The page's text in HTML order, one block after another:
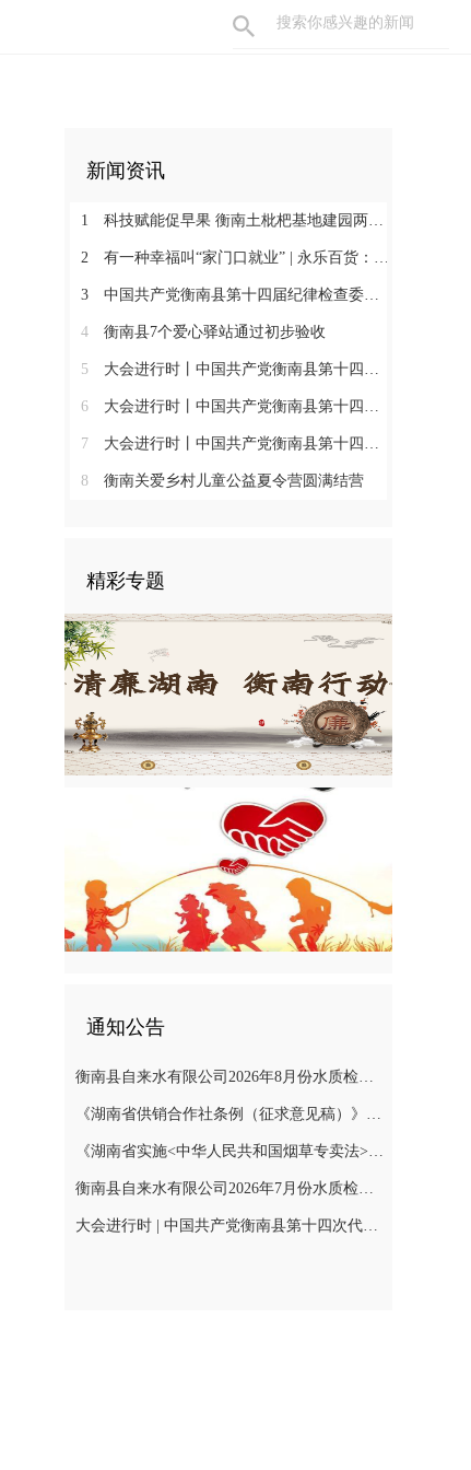
新闻资讯
1 科技赋能促早果 衡南土枇杷基地建园两年见果助振兴
2 有一种幸福叫“家门口就业” | 永乐百货：守护百姓三餐四季 搭建就业暖心平台
3 中国共产党衡南县第十四届纪律检查委员会第一次全体会议召开 肖高德当选县纪委书记
4 衡南县7个爱心驿站通过初步验收
5 大会进行时丨中国共产党衡南县第十四次代表大会第三次大会召开
6 大会进行时丨中国共产党衡南县第十四次代表大会主席团举行第六次会议
7 大会进行时丨中国共产党衡南县第十四次代表大会主席团举行第五次会议
8 衡南关爱乡村儿童公益夏令营圆满结营
精彩专题
通知公告
衡南县自来水有限公司2026年8月份水质检测报告
《湖南省供销合作社条例（征求意见稿）》公开征集意见
《湖南省实施<中华人民共和国烟草专卖法>若干规定（征求意见稿）》公开征集意见
衡南县自来水有限公司2026年7月份水质检测报告公示
大会进行时 | 中国共产党衡南县第十四次代表大会召开预备会议第二阶段会议